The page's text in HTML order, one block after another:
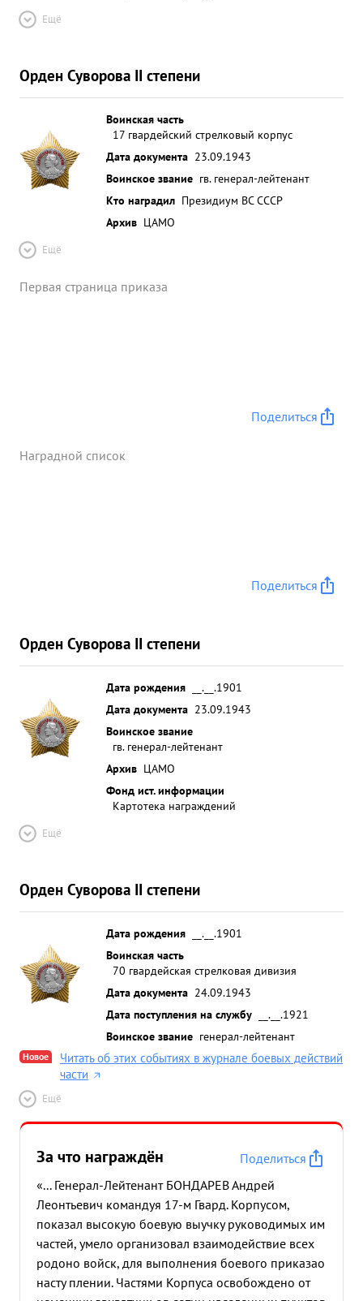
Ещё
Орден Суворова II степени
Воинская часть
17 гвардейский стрелковый корпус
Дата документа 23.09.1943
Воинское звание гв. генерал-лейтенант
Кто наградил Президиум ВС СССР
Архив ЦАМО
Ещё
Первая страница приказа
Поделиться
Наградной список
Поделиться
Орден Суворова II степени
Дата рождения
__.__.1901
Дата документа 23.09.1943
Воинское звание
гв. генерал-лейтенант
Архив ЦАМО
Фонд ист. информации
Картотека награждений
Ещё
Орден Суворова II степени
Дата рождения
__.__.1901
Воинская часть
70 гвардейская стрелковая дивизия
Дата документа 24.09.1943
Дата поступления на службу
__.__.1921
Воинское звание генерал-лейтенант
Новое
Читать об этих событиях в журнале боевых действий
части
Ещё
За что награждён
Поделиться
«... Генерал-Лейтенант БОНДАРЕВ Андрей
Леонтьевич командуя 17-м Гвард. Корпусом,
показал высокую боевую выучку руководимых им
частей, умело организовал взаимодействие всех
родоно войск, для выполнения боевого приказао
насту плении. Частями Корпуса освобождено от